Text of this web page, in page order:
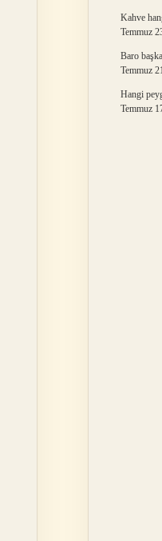
Kahve
Temmuz
Baro
Temmuz
Hangi
Temmuz